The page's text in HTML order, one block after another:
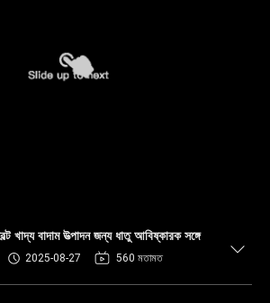
খাদ্য বাদাম উত্পাদন জন্য ধাতু আবিষ্কারক সঙ্গে
2025-08-27 560 মতামত